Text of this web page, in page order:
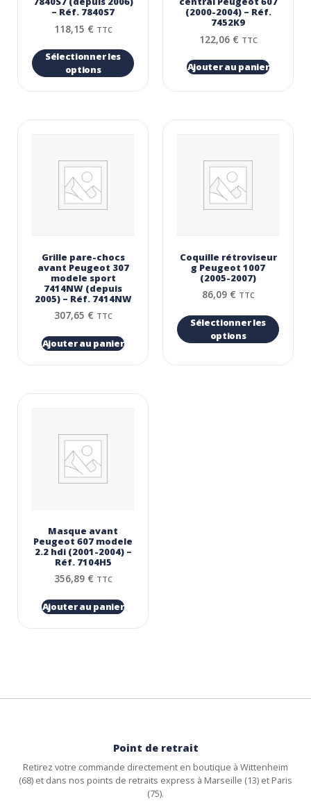
– Réf. 7840S7
118,15 € TTC
Sélectionner les
options
(2000-2004) – Réf.
7452K9
122,06 € TTC
Ajouter au panier
Grille pare-chocs
avant Peugeot 307
modele sport
7414NW (depuis
2005) – Réf. 7414NW
307,65 € TTC
Ajouter au panier
Coquille rétroviseur
g Peugeot 1007
(2005-2007)
86,09 € TTC
Sélectionner les
options
Masque avant
Peugeot 607 modele
2.2 hdi (2001-2004) –
Réf. 7104H5
356,89 € TTC
Ajouter au panier
Point de retrait
Retirez votre commande directement en boutique à Wittenheim
(68) et dans nos points de retraits express à Marseille (13) et Paris
(75).